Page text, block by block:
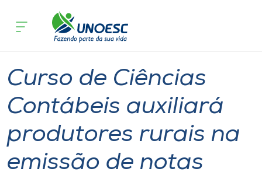
Cursos
Pesquisa
Atendimento ao Estudante
Portal de Ensino
Inserção Social
Curso de Ciências
Contábeis auxiliará
produtores rurais na
emissão de notas